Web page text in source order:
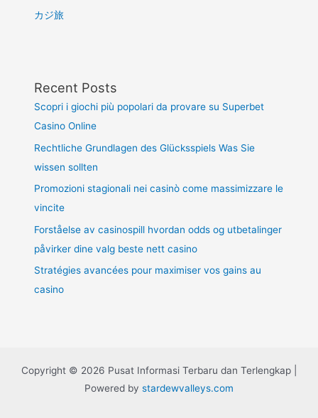
カジ旅
Recent Posts
Scopri i giochi più popolari da provare su Superbet
Casino Online
Rechtliche Grundlagen des Glücksspiels Was Sie
wissen sollten
Promozioni stagionali nei casinò come massimizzare le
vincite
Forståelse av casinospill hvordan odds og utbetalinger
påvirker dine valg beste nett casino
Stratégies avancées pour maximiser vos gains au
casino
Copyright © 2026 Pusat Informasi Terbaru dan Terlengkap |
Powered by stardewvalleys.com